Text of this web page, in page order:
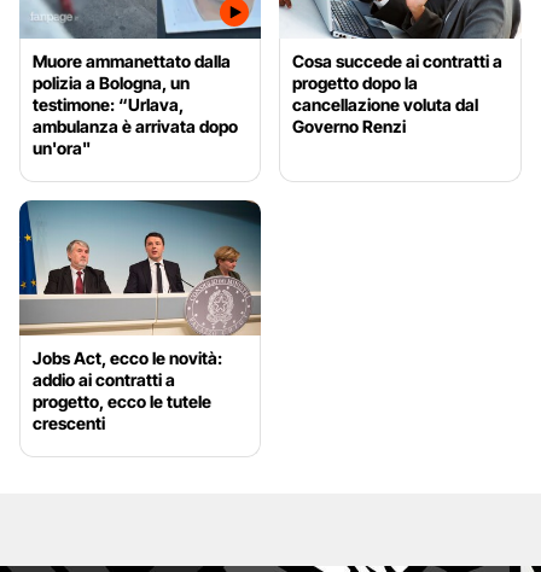
Muore ammanettato dalla
polizia a Bologna, un
testimone: “Urlava,
ambulanza è arrivata dopo
un'ora"
Cosa succede ai contratti a
progetto dopo la
cancellazione voluta dal
Governo Renzi
Jobs Act, ecco le novità:
addio ai contratti a
progetto, ecco le tutele
crescenti